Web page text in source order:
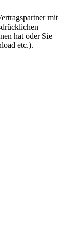
mit
hat oder Sie
etc.).